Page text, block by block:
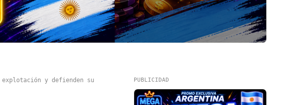
explotación y defienden su
PUBLICIDAD